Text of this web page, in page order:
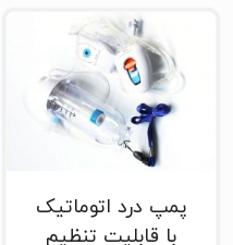
پمپ درد اتوماتیک
با قابلیت تنظیم